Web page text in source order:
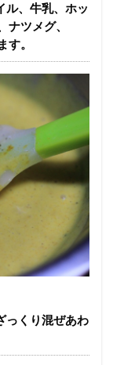
ル、牛乳、ホッ
ナツメグ、
。
っくり混ぜあわ